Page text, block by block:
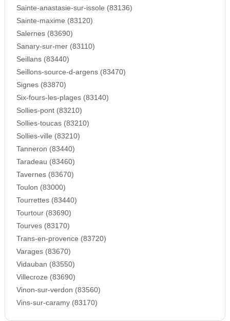
Sainte-anastasie-sur-issole (83136)
Sainte-maxime (83120)
Salernes (83690)
Sanary-sur-mer (83110)
Seillans (83440)
Seillons-source-d-argens (83470)
Signes (83870)
Six-fours-les-plages (83140)
Sollies-pont (83210)
Sollies-toucas (83210)
Sollies-ville (83210)
Tanneron (83440)
Taradeau (83460)
Tavernes (83670)
Toulon (83000)
Tourrettes (83440)
Tourtour (83690)
Tourves (83170)
Trans-en-provence (83720)
Varages (83670)
Vidauban (83550)
Villecroze (83690)
Vinon-sur-verdon (83560)
Vins-sur-caramy (83170)